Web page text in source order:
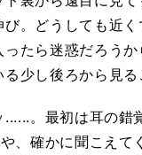
び。どうしても近
たら迷惑だろう
少し後ろから見る
。最初は耳の錯
、確かに聞こえて